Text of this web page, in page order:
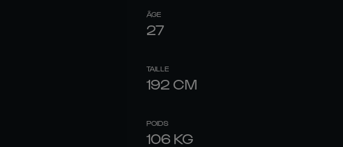
ÂGE
27
TAILLE
192 CM
POIDS
106 KG